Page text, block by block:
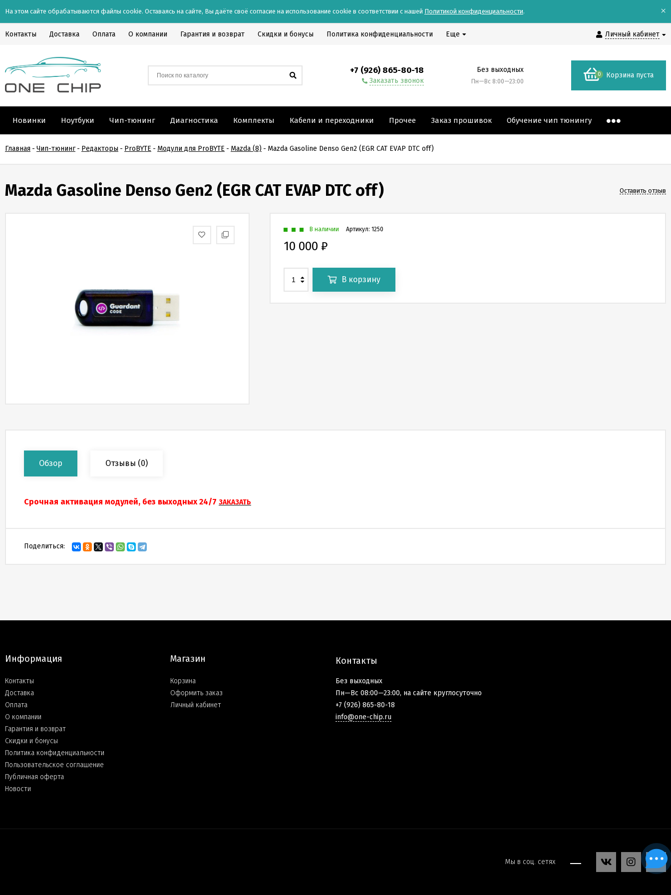
На этом сайте обрабатываются файлы cookie. Оставаясь на сайте, Вы даёте своё согласие на использование cookie в соответствии с нашей Политикой конфиденциальности. ×
Личный кабинет
Контакты Доставка Оплата О компании Гарантия и возврат Скидки и бонусы Политика конфиденциальности Еще
+7 (926) 865-80-18
Заказать звонок
Без выходных
Пн—Вс 8:00—23:00
0 Корзина пуста
Новинки Ноутбуки Чип-тюнинг Диагностика Комплекты Кабели и переходники Прочее Заказ прошивок Обучение чип тюнингу
Главная - Чип-тюнинг - Редакторы - ProBYTE - Модули для ProBYTE - Mazda (8) - Mazda Gasoline Denso Gen2 (EGR CAT EVAP DTC off)
Mazda Gasoline Denso Gen2 (EGR CAT EVAP DTC off) Оставить отзыв
Артикул: 1250
В наличии
10 000 ₽
В корзину
Обзор Отзывы (0)
Срочная активация модулей, без выходных 24/7 ЗАКАЗАТЬ
Поделиться:
Информация
Контакты
Доставка
Оплата
О компании
Гарантия и возврат
Скидки и бонусы
Политика конфиденциальности
Пользовательское соглашение
Публичная оферта
Новости
Магазин
Корзина
Оформить заказ
Личный кабинет
Контакты
Без выходных
Пн—Вс 08:00—23:00, на сайте круглосуточно
+7 (926) 865-80-18
info@one-chip.ru
Мы в соц. сетях